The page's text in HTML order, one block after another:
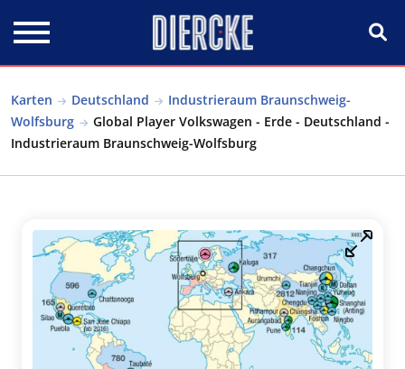
Karten Deutschland
Industrieraum Braunschweig-
Wolfsburg
Global Player Volkswagen - Erde - Deutschland -
Industrieraum Braunschweig-Wolfsburg